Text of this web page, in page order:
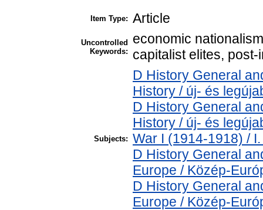
Item Type: Article
Uncontrolled
Keywords:
economic
capitalist elites,
Subjects:
D History General
History / új- és
D History General
History / új- és
War I (1914-1918) /
D History General
Europe / Közép-
D History General
Europe / Közép-